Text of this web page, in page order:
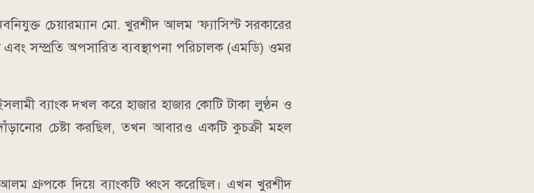
চেয়ারম্যান মো. খুরশীদ আলম ‘ফ্যাসিস্ট সরকারের
সম্প্রতি অপসারিত ব্যবস্থাপনা পরিচালক (এমডি) ওমর
ব্যাংক দখল করে হাজার হাজার কোটি টাকা লুণ্ঠন ও
চেষ্টা করছিল, তখন আবারও একটি কুচক্রী মহল
গ্রুপকে দিয়ে ব্যাংকটি ধ্বংস করেছিল। এখন খুরশীদ